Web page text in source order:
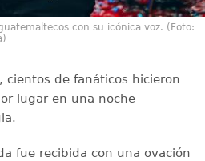
con su icónica voz. (Foto:
cientos de fanáticos hicieron
lugar en una noche
fue recibida con una ovación